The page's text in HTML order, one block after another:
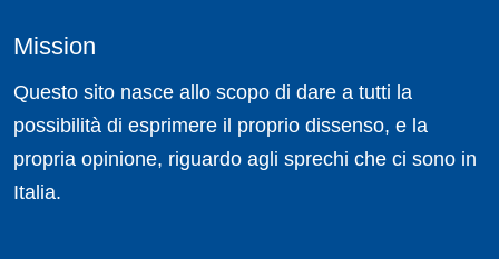
Mission
Questo sito nasce allo scopo di dare a tutti la
possibilità di esprimere il proprio dissenso, e la
propria opinione, riguardo agli sprechi che ci sono in
Italia.